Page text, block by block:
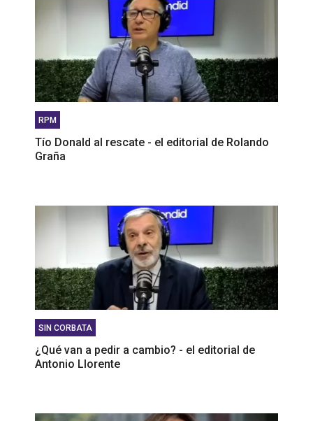
RPM
Tío Donald al rescate - el editorial de Rolando
Graña
SIN CORBATA
¿Qué van a pedir a cambio? - el editorial de
Antonio Llorente